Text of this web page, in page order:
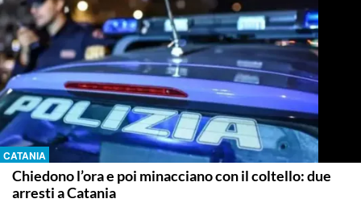
CATANIA
Chiedono l’ora e poi minacciano con il coltello: due
arresti a Catania